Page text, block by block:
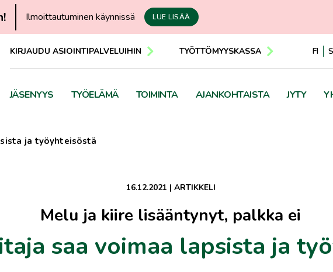
Ilmoittautuminen käynnissä LUE LISÄÄ
KIRJAUDU ASIOINTIPALVELUIHIN TYÖTTÖMYYSKASSA FI
JÄSENYYS TYÖELÄMÄ TOIMINTA AJANKOHTAISTA JYTY
ja työyhteisöstä
16.12.2021 | ARTIKKELI
Melu ja kiire lisääntynyt, palkka ei
saa voimaa lapsista ja